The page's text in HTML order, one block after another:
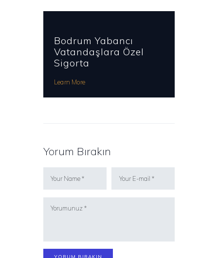
Bodrum Yabancı
Vatandaşlara Özel
Sigorta
Learn More
Yorum Bırakın